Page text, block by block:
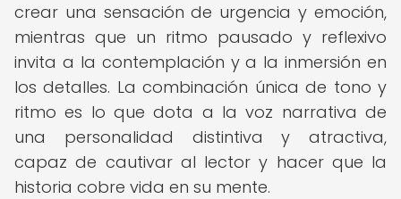
crear una sensación de urgencia y emoción,
mientras que un ritmo pausado y reflexivo
invita a la contemplación y a la inmersión en
los detalles. La combinación única de tono y
ritmo es lo que dota a la voz narrativa de
una personalidad distintiva y atractiva,
capaz de cautivar al lector y hacer que la
historia cobre vida en su mente.